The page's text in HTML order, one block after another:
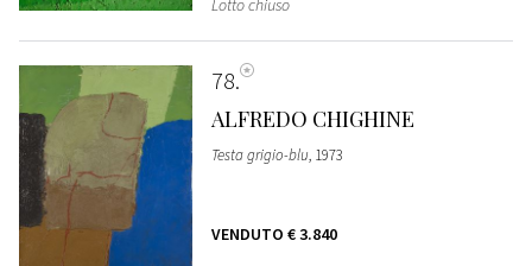
Lotto chiuso
78
ALFREDO CHIGHINE
Testa grigio-blu, 1973
VENDUTO € 3.840